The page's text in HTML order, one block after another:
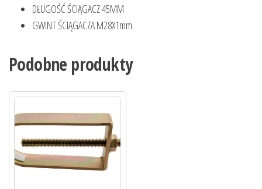
DŁUGOŚĆ ŚCIĄGACZ 45MM
GWINT ŚCIĄGACZA M28X1mm
Podobne produkty